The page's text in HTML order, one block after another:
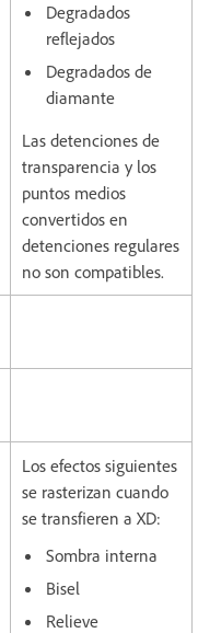
Degradados
reflejados
Degradados de
diamante
Las detenciones de
transparencia y los
puntos medios
convertidos en
detenciones regulares
no son compatibles.
Los efectos siguientes
se rasterizan cuando
se transfieren a XD:
Sombra interna
Bisel
Relieve